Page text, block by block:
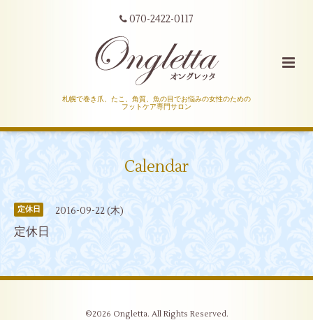
070-2422-0117
札幌で巻き爪、たこ、角質、魚の目でお悩みの女性のための
フットケア専門サロン
Calendar
定休日 2016-09-22 (木)
定休日
©2026 Ongletta. All Rights Reserved.